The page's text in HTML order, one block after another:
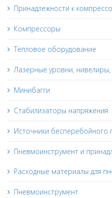
Принадлежности к
Компрессоры
Тепловое оборудование
Лазерные уровни,
Минибагги
Стабилизаторы напряжения
Источники бесперебойного
Пневмоинструмент и
Расходные материалы для
Пневмоинструмент